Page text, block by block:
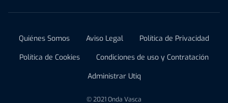
Quiénes Somos Aviso Legal
Política de Privacidad
Política de Cookies
Condiciones de uso y Contratación
Administrar Utiq
© 2021 Onda Vasca